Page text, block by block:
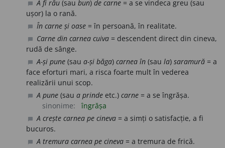
A fi rău (saubun)de carne = a se vindeca greu (sau
ușor) la o rană.
În carne și oase = în persoană, în realitate.
Carne din carnea cuiva = descendent direct din cineva,
rudă de sânge.
A-și pune (saua-și băga)carnea în (saula)saramură = a
face eforturi mari, a risca foarte mult în vederea
realizării unui scop.
A pune (saua prinde etc.)carne = a se îngrășa.
sinonime:
îngrășa
A crește carnea pe cineva = a simți o satisfacție, a fi
bucuros.
A tremura carnea pe cineva = a tremura de frică.